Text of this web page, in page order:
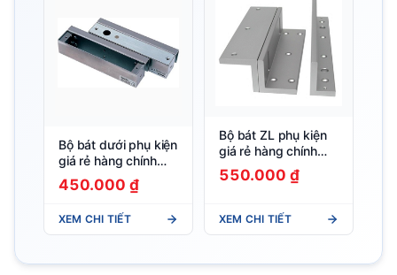
Bộ bát dưới phụ kiện
giá rẻ hàng chính
hãng
450.000 ₫
XEM CHI TIẾT
Bộ bát ZL phụ kiện
giá rẻ hàng chính
hãng
550.000 ₫
XEM CHI TIẾT